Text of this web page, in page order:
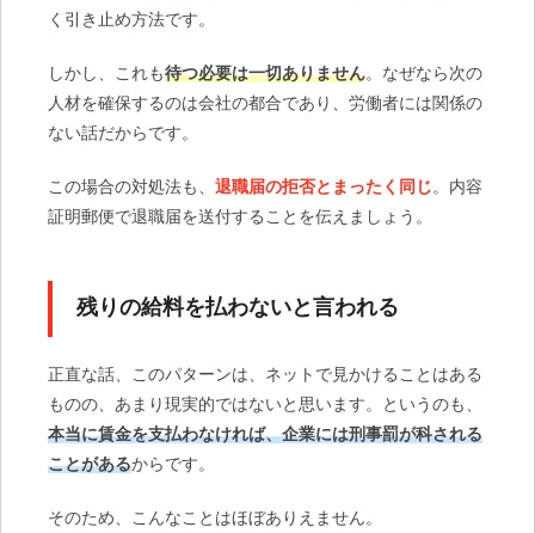
く引き止め方法です。
しかし、これも待つ必要は一切ありません。なぜなら次の
人材を確保するのは会社の都合であり、労働者には関係の
ない話だからです。
この場合の対処法も、 退職届の拒否とまったく同じ 。内容
証明郵便で退職届を送付することを伝えましょう。
残りの給料を払わないと言われる
正直な話、このパターンは、ネットで見かけることはある
ものの、あまり現実的ではないと思います。というのも、
本当に賃金を支払わなければ、企業には刑事罰が科される
ことがあるからです。
そのため、こんなことはほぼありえません。